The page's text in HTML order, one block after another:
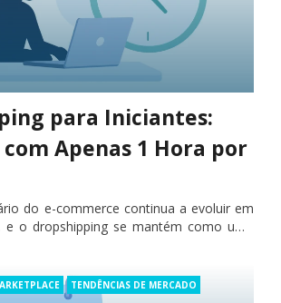
para Iniciantes:
Apenas 1 Hora por
do e-commerce continua a evoluir em
o dropshipping se mantém como uma
entrada mais acessíveis para o
digital. Contudo,…
TENDÊNCIAS DE MERCADO